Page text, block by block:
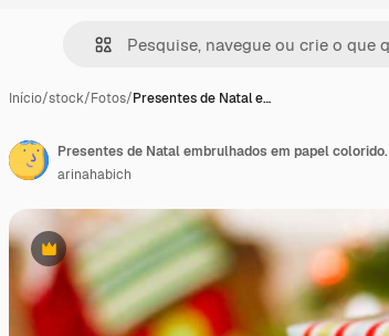
Início/stock/Fotos/Presentes de Natal e…
Premium
Presentes de Natal embrulhados em papel colorido.
arinahabich